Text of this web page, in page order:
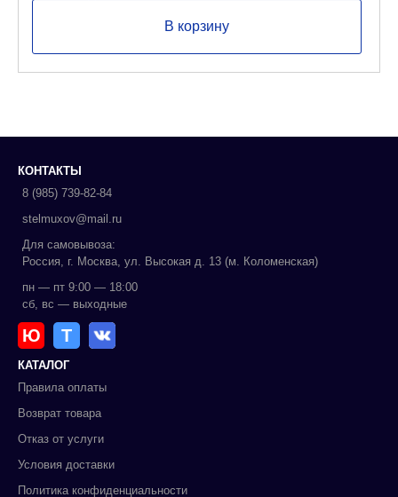
В корзину
КОНТАКТЫ
8 (985) 739-82-84
stelmuxov@mail.ru
Для самовывоза:
Россия, г. Москва, ул. Высокая д. 13 (м. Коломенская)
пн — пт 9:00 — 18:00
сб, вс — выходные
Ю Т
КАТАЛОГ
Правила оплаты
Возврат товара
Отказ от услуги
Условия доставки
Политика конфиденциальности